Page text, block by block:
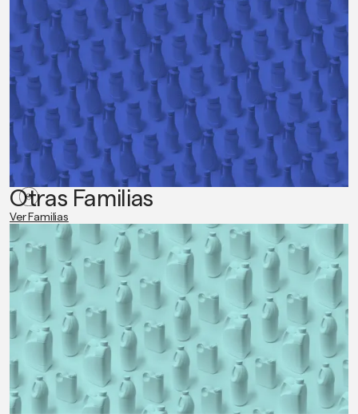
Otras Familias
Ver Familias